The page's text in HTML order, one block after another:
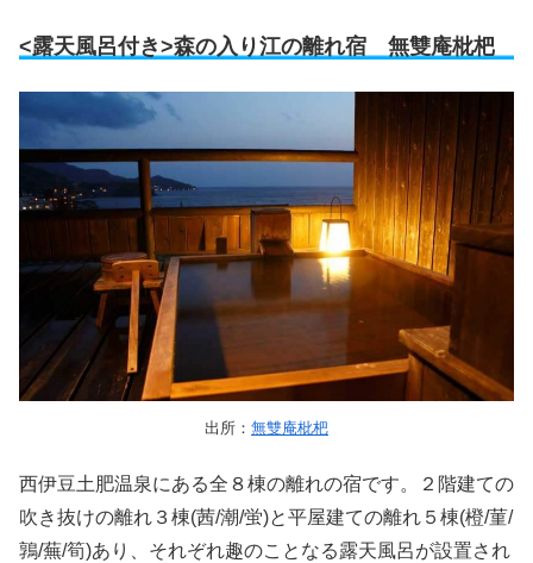
<露天風呂付き>森の入り江の離れ宿 無雙庵枇杷
出所： 無雙庵枇杷
西伊豆土肥温泉にある全８棟の離れの宿です。２階建ての
吹き抜けの離れ３棟(茜/潮/蛍)と平屋建ての離れ５棟(橙/菫/
鶉/蕪/筍)あり、それぞれ趣のことなる露天風呂が設置され